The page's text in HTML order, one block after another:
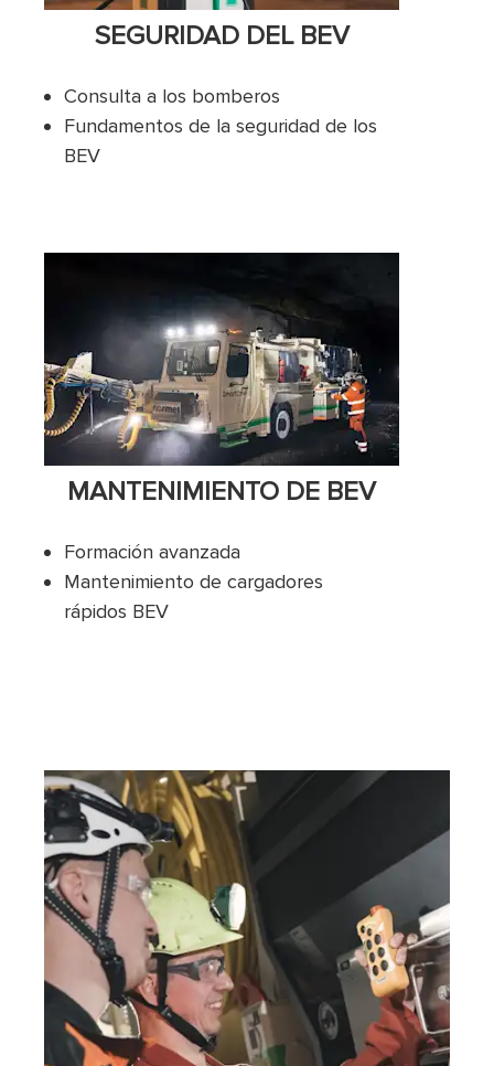
SEGURIDAD DEL BEV
Consulta a los bomberos
Fundamentos de la seguridad de los
BEV
MANTENIMIENTO DE BEV
Formación avanzada
Mantenimiento de cargadores
rápidos BEV